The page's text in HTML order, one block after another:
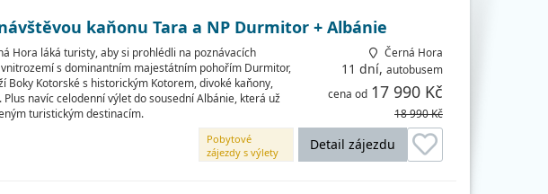
kaňonu Tara a NP Durmitor + Albánie
Hora láká turisty, aby si prohlédli na poznávacích
s dominantním majestátním pohořím Durmitor,
Boky Kotorské s historickým Kotorem, divoké kaňony,
navíc celodenní výlet do sousední Albánie, která už
turistickým destinacím.
Černá Hora
11 dní, autobusem
cena od 17 990 Kč
18 990 Kč
Detail zájezdu
Pobytové
zájezdy s výlety